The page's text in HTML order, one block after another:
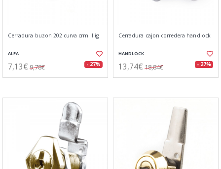
Cerradura buzon 202 curva crm ll.ig
ALFA
7,13€ 9,78€ - 27%
Cerradura cajon corredera handlock
HANDLOCK
13,74€ 18,84€ - 27%